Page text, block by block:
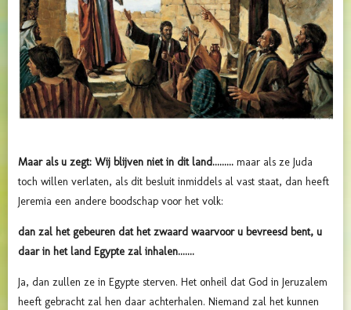
Maar als u zegt: Wij blijven niet in dit land......... maar als ze Juda
toch willen verlaten, als dit besluit inmiddels al vast staat, dan heeft
Jeremia een andere boodschap voor het volk:
dan zal het gebeuren dat het zwaard waarvoor u bevreesd bent, u
daar in het land Egypte zal inhalen.......
Ja, dan zullen ze in Egypte sterven. Het onheil dat God in Jeruzalem
heeft gebracht zal hen daar achterhalen. Niemand zal het kunnen